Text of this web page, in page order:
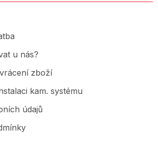
u nás?
zboží
kam. systému
údajů